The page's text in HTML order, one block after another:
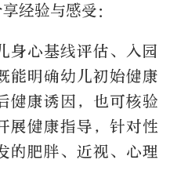
经验与感受：
身心基线评估、入园
能明确幼儿初始健康
健康诱因，也可核验
展健康指导，针对性
的肥胖、近视、心理